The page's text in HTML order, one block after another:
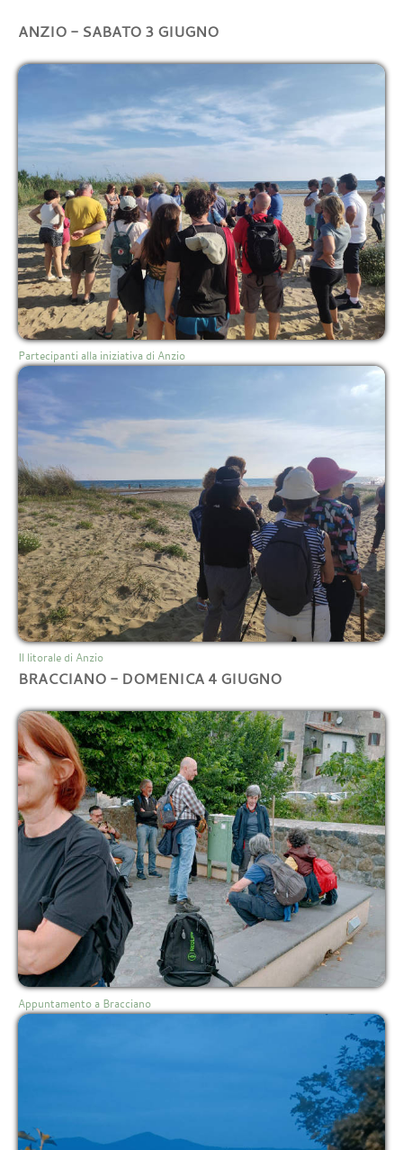
ANZIO - SABATO 3 GIUGNO
Partecipanti alla iniziativa di Anzio
Il litorale di Anzio
BRACCIANO - DOMENICA 4 GIUGNO
Appuntamento a Bracciano